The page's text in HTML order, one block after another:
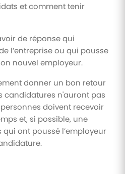
et comment tenir
de réponse qui
l’entreprise ou qui pousse
nouvel employeur.
donner un bon retour
candidatures n'auront pas
doivent recevoir
et, si possible, une
ont poussé l’employeur